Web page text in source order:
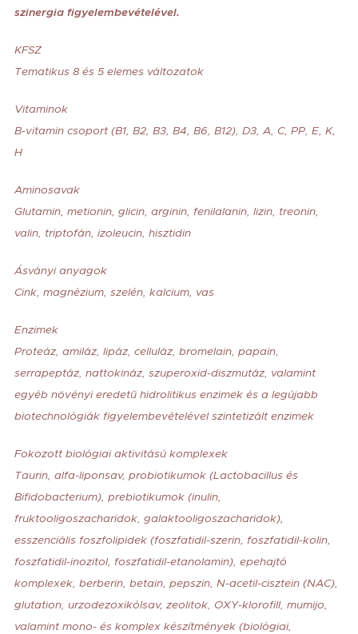
szinergia figyelembevételével.
KFSZ
Tematikus 8 és 5 elemes változatok
Vitaminok
B-vitamin csoport (B1, B2, B3, B4, B6, B12), D3, A, C, PP, E, K,
H
Aminosavak
Glutamin, metionin, glicin, arginin, fenilalanin, lizin, treonin,
valin, triptofán, izoleucin, hisztidin
Ásványi anyagok
Cink, magnézium, szelén, kalcium, vas
Enzimek
Proteáz, amiláz, lipáz, celluláz, bromelain, papain,
serrapeptáz, nattokináz, szuperoxid-diszmutáz, valamint
egyéb növényi eredetű hidrolitikus enzimek és a legújabb
biotechnológiák figyelembevételével szintetizált enzimek
Fokozott biológiai aktivitású komplexek
Taurin, alfa-liponsav, probiotikumok (Lactobacillus és
Bifidobacterium), prebiotikumok (inulin,
fruktooligoszacharidok, galaktooligoszacharidok),
esszenciális foszfolipidek (foszfatidil-szerin, foszfatidil-kolin,
foszfatidil-inozitol, foszfatidil-etanolamin), epehajtó
komplexek, berberin, betain, pepszin, N-acetil-cisztein (NAC),
glutation, urzodezoxikólsav, zeolitok, OXY-klorofill, mumijo,
valamint mono- és komplex készítmények (biológiai,